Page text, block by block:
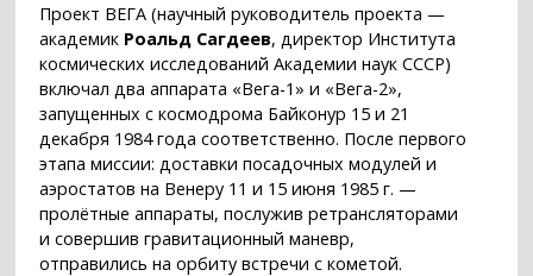
Проект ВЕГА (научный руководитель проекта —
академик Роальд Сагдеев, директор Института
космических исследований Академии наук СССР)
включал два аппарата «Вега-1» и «Вега-2»,
запущенных с космодрома Байконур 15 и 21
декабря 1984 года соответственно. После первого
этапа миссии: доставки посадочных модулей и
аэростатов на Венеру 11 и 15 июня 1985 г. —
пролётные аппараты, послужив ретрансляторами
и совершив гравитационный маневр,
отправились на орбиту встречи с кометой.